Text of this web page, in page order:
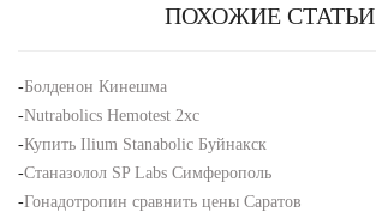
ПОХОЖИЕ СТАТЬИ
-Болденон Кинешма
-Nutrabolics Hemotest 2xc
-Купить Ilium Stanabolic Буйнакск
-Станазолол SP Labs Симферополь
-Гонадотропин сравнить цены Саратов